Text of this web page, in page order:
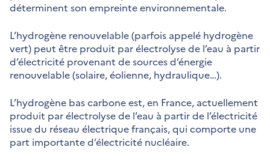
déterminent son empreinte environnementale.
L’hydrogène renouvelable (parfois appelé hydrogène
vert) peut être produit par électrolyse de l’eau à partir
d’électricité provenant de sources d’énergie
renouvelable (solaire, éolienne, hydraulique…).
L’hydrogène bas carbone est, en France, actuellement
produit par électrolyse de l’eau à partir de l’électricité
issue du réseau électrique français, qui comporte une
part importante d’électricité nucléaire.